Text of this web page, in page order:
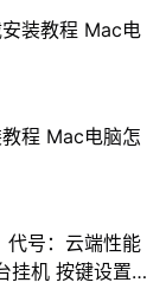
装教程 Mac电
程 Mac电脑怎
代号：云端性能
挂机 按键设置